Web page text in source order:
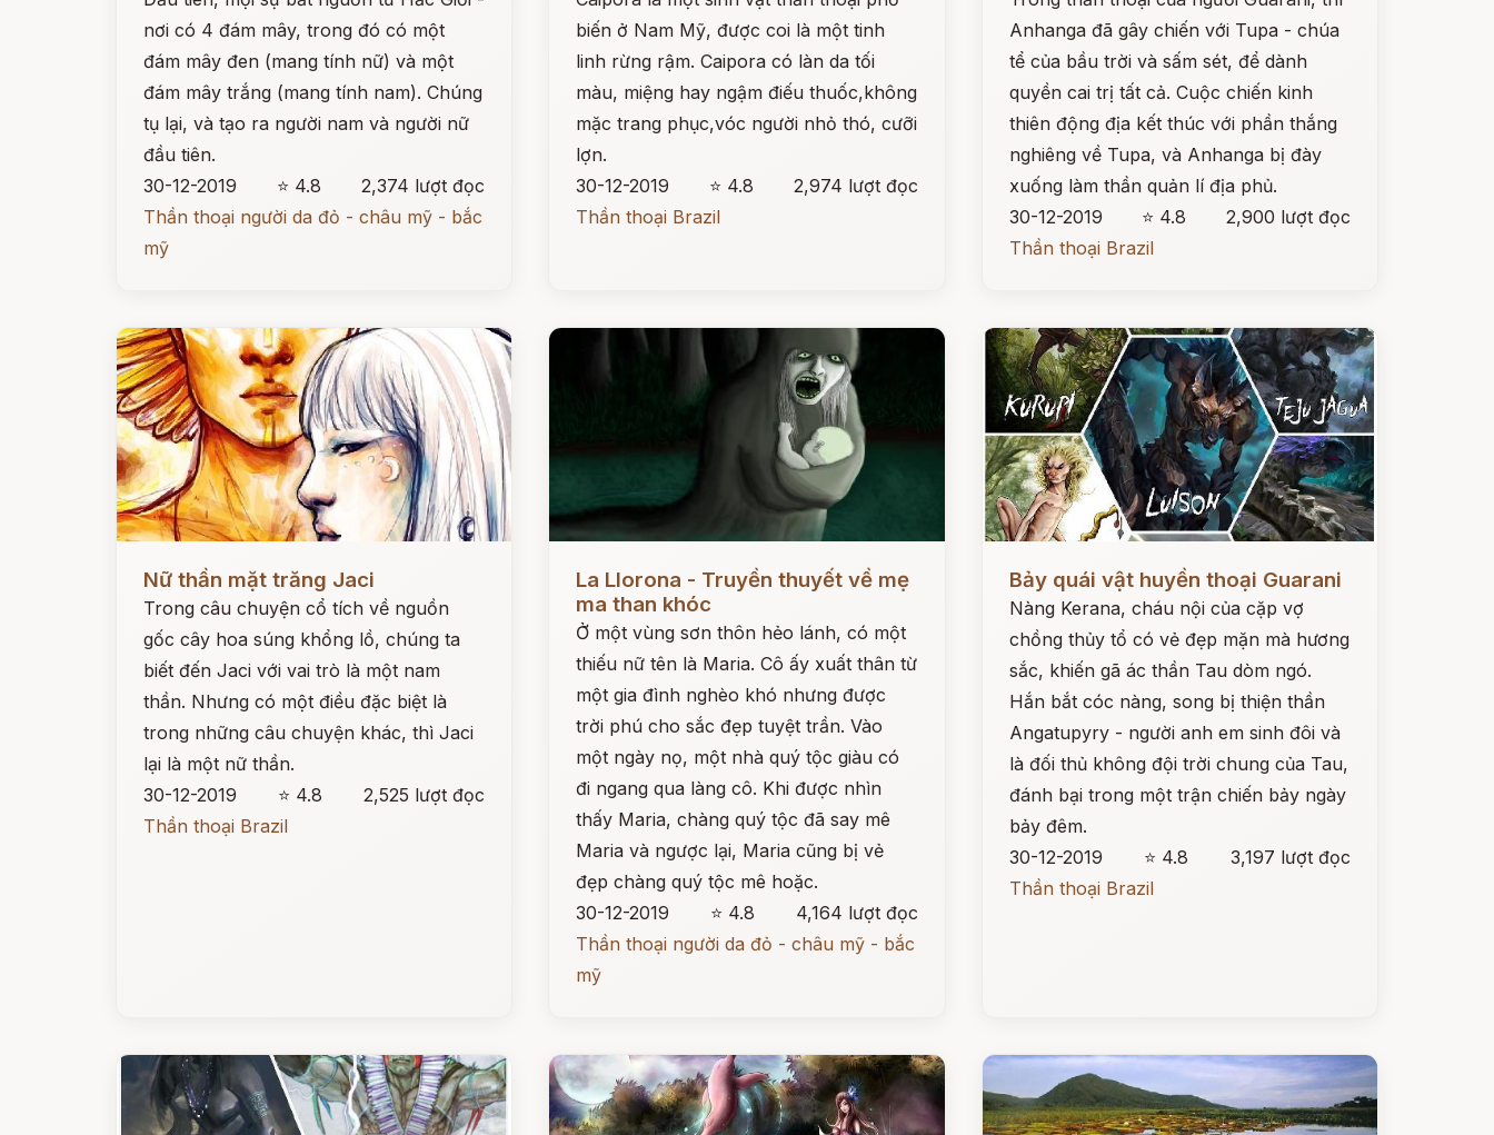
nơi có 4 đám mây, trong đó có một
đám mây đen (mang tính nữ) và một
đám mây trắng (mang tính nam). Chúng
tụ lại, và tạo ra người nam và người nữ
đầu tiên.
30-12-2019
⭐ 4.8
2,374 lượt đọc
Thần thoại người da đỏ - châu mỹ - bắc
mỹ
biến ở Nam Mỹ, được coi là một tinh
linh rừng rậm. Caipora có làn da tối
màu, miệng hay ngậm điếu thuốc,không
mặc trang phục,vóc người nhỏ thó, cưỡi
lợn.
30-12-2019
⭐ 4.8
2,974 lượt đọc
Thần thoại Brazil
Anhanga đã gây chiến với Tupa - chúa
tể của bầu trời và sấm sét, để dành
quyền cai trị tất cả. Cuộc chiến kinh
thiên động địa kết thúc với phần thắng
nghiêng về Tupa, và Anhanga bị đày
xuống làm thần quản lí địa phủ.
30-12-2019
⭐ 4.8
2,900 lượt đọc
Thần thoại Brazil
Nữ thần mặt trăng Jaci
Trong câu chuyện cổ tích về nguồn
gốc cây hoa súng khổng lồ, chúng ta
biết đến Jaci với vai trò là một nam
thần. Nhưng có một điều đặc biệt là
trong những câu chuyện khác, thì Jaci
lại là một nữ thần.
30-12-2019
⭐ 4.8
2,525 lượt đọc
Thần thoại Brazil
La Llorona - Truyền thuyết về mẹ
ma than khóc
Ở một vùng sơn thôn hẻo lánh, có một
thiếu nữ tên là Maria. Cô ấy xuất thân từ
một gia đình nghèo khó nhưng được
trời phú cho sắc đẹp tuyệt trần. Vào
một ngày nọ, một nhà quý tộc giàu có
đi ngang qua làng cô. Khi được nhìn
thấy Maria, chàng quý tộc đã say mê
Maria và ngược lại, Maria cũng bị vẻ
đẹp chàng quý tộc mê hoặc.
30-12-2019
⭐ 4.8
4,164 lượt đọc
Thần thoại người da đỏ - châu mỹ - bắc
mỹ
Bảy quái vật huyền thoại Guarani
Nàng Kerana, cháu nội của cặp vợ
chồng thủy tổ có vẻ đẹp mặn mà hương
sắc, khiến gã ác thần Tau dòm ngó.
Hắn bắt cóc nàng, song bị thiện thần
Angatupyry - người anh em sinh đôi và
là đối thủ không đội trời chung của Tau,
đánh bại trong một trận chiến bảy ngày
bảy đêm.
30-12-2019
⭐ 4.8
3,197 lượt đọc
Thần thoại Brazil